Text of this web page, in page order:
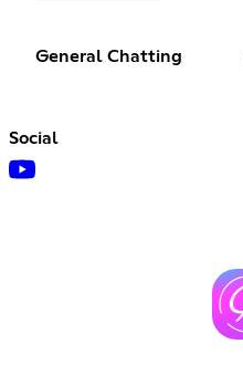
General Chatting
Social